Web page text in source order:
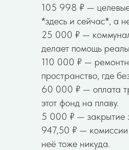
105 998 ₽ —
*здесь и сейчас*, а
25 000 ₽ —
делает помощь
110 000 ₽ —
пространство, где
60 000 ₽ — оплата
этот фонд на плаву.
5 000 ₽ — закрытие
947,50 ₽ —
неё тоже никуда.